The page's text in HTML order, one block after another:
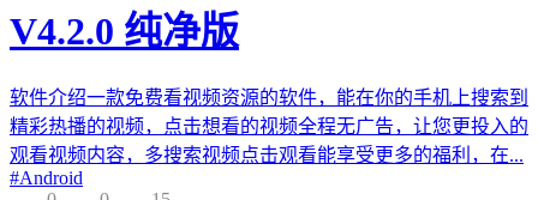
V4.2.0 纯净版
软件介绍一款免费看视频资源的软件，能在你的手机上搜索到
精彩热播的视频，点击想看的视频全程无广告，让您更投入的
观看视频内容，多搜索视频点击观看能享受更多的福利，在...
#Android